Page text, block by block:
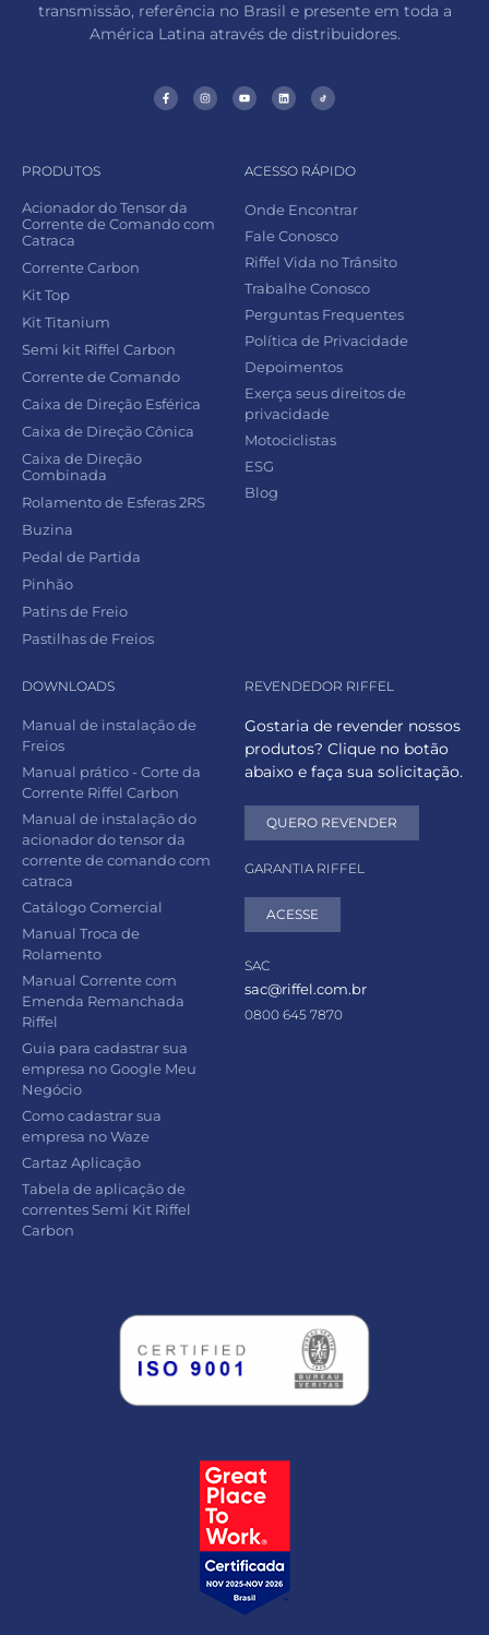
transmissão, referência no Brasil e presente em toda a
América Latina através de distribuidores.
PRODUTOS
Acionador do Tensor da
Corrente de Comando com
Catraca
Corrente Carbon
Kit Top
Kit Titanium
Semi kit Riffel Carbon
Corrente de Comando
Caixa de Direção Esférica
Caixa de Direção Cônica
Caixa de Direção
Combinada
Rolamento de Esferas 2RS
Buzina
Pedal de Partida
Pinhão
Patins de Freio
Pastilhas de Freios
ACESSO RÁPIDO
Onde Encontrar
Fale Conosco
Riffel Vida no Trânsito
Trabalhe Conosco
Perguntas Frequentes
Política de Privacidade
Depoimentos
Exerça seus direitos de
privacidade
Motociclistas
ESG
Blog
DOWNLOADS
Manual de instalação de
Freios
Manual prático - Corte da
Corrente Riffel Carbon
Manual de instalação do
acionador do tensor da
corrente de comando com
catraca
Catálogo Comercial
Manual Troca de
Rolamento
Manual Corrente com
Emenda Remanchada
Riffel
Guia para cadastrar sua
empresa no Google Meu
Negócio
Como cadastrar sua
empresa no Waze
Cartaz Aplicação
Tabela de aplicação de
correntes Semi Kit Riffel
Carbon
REVENDEDOR RIFFEL
Gostaria de revender nossos
produtos? Clique no botão
abaixo e faça sua solicitação.
QUERO REVENDER
GARANTIA RIFFEL
ACESSE
SAC
sac@riffel.com.br
0800 645 7870